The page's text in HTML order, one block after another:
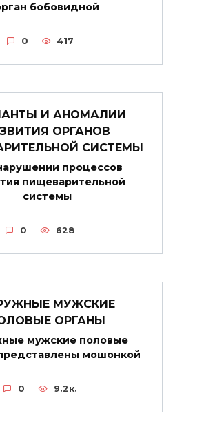
бобовидной
0 417
И АНОМАЛИИ
ОРГАНОВ
СИСТЕМЫ
процессов
пищеварительной
системы
0 628
МУЖСКИЕ
ОРГАНЫ
мужские половые
мошонкой
0 9.2к.